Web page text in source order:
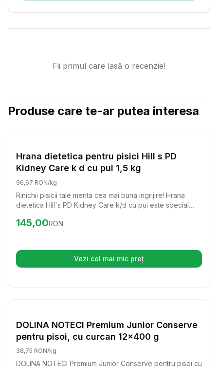
Fii primul care lasă o recenzie!
Produse care te-ar putea interesa
Hrana dietetica pentru pisici Hill s PD
Kidney Care k d cu pui 1,5 kg
96,67 RON/kg
Rinichii pisicii tale merita cea mai buna ingrijire! Hrana
dietetica Hill's PD Kidney Care k/d cu pui este special
progresia afectiunilor renale. O alegere delicioasa si
Preț: 145.00
145,00RON
Vezi cel mai mic preț(se deschide într-o filă nouă)
DOLINA NOTECI Premium Junior Conserve
pentru pisoi, cu curcan 12x400 g
38,75 RON/kg
DOLINA NOTECI Premium Junior Conserve pentru pisoi cu